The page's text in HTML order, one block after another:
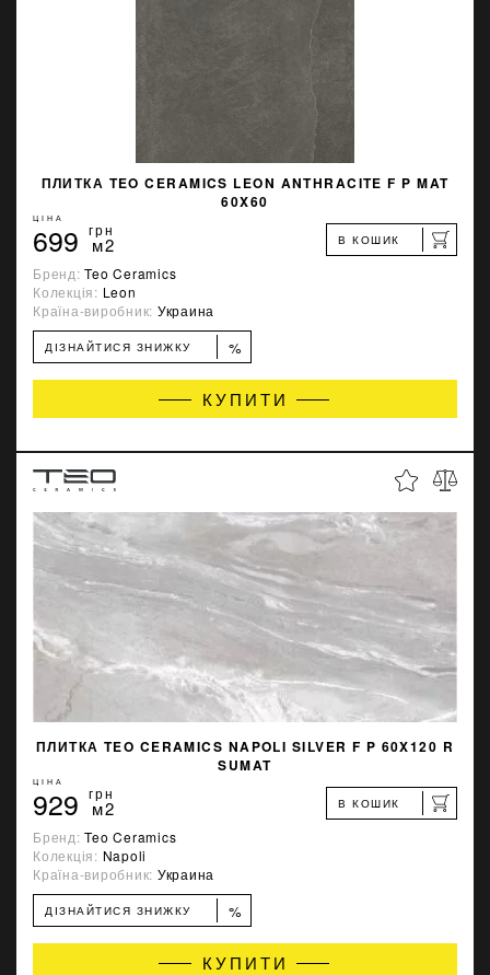
ПЛИТКА TEO CERAMICS LEON ANTHRACITE F P MAT
60X60
ЦІНА
699 грн
м2 В КОШИК
Бренд:Teo Ceramics
Колекція: Leon
Країна-виробник: Украина
ДІЗНАЙТИСЯ ЗНИЖКУ %
КУПИТИ
ПЛИТКА TEO CERAMICS NAPOLI SILVER F P 60X120 R
SUMAT
ЦІНА
929 грн
м2 В КОШИК
Бренд:Teo Ceramics
Колекція: Napoli
Країна-виробник: Украина
ДІЗНАЙТИСЯ ЗНИЖКУ %
КУПИТИ